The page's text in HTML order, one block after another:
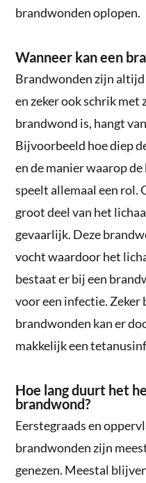
brandwonden oplopen.
Wanneer kan een
Brandwonden zijn
en zeker ook schrik met
brandwond is, hangt
Bijvoorbeeld hoe diep
en de manier waarop
speelt allemaal een rol.
groot deel van het
gevaarlijk. Deze
vocht waardoor het
bestaat er bij een
voor een infectie. Zeker
brandwonden kan er
makkelijk een
Hoe lang duurt het
brandwond?
Eerstegraads en
brandwonden zijn
genezen. Meestal